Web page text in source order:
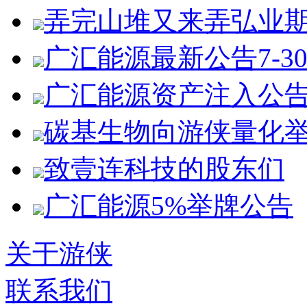
弄完山堆又来弄弘业
广汇能源最新公告7-30
广汇能源资产注入公
碳基生物向游侠量化
致壹连科技的股东们
广汇能源5%举牌公告
关于游侠
联系我们